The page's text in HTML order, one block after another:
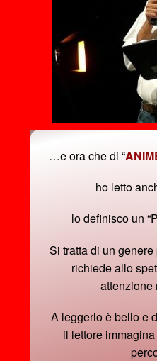
…e ora che di “
ho letto
lo definisco un
Si tratta di un
richiede allo
attenzione
A leggerlo è bello e
il lettore